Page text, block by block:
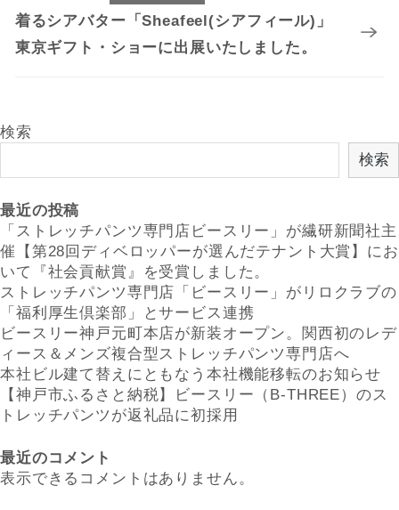
着るシアバター「Sheafeel(シアフィール)」
東京ギフト・ショーに出展いたしました。
検索
検索
最近の投稿
「ストレッチパンツ専門店ビースリー」が繊研新聞社主
催【第28回ディベロッパーが選んだテナント大賞】にお
いて『社会貢献賞』を受賞しました。
ストレッチパンツ専門店「ビースリー」がリロクラブの
「福利厚生倶楽部」とサービス連携
ビースリー神戸元町本店が新装オープン。関西初のレデ
ィース＆メンズ複合型ストレッチパンツ専門店へ
本社ビル建て替えにともなう本社機能移転のお知らせ
【神戸市ふるさと納税】ビースリー（B-THREE）のス
トレッチパンツが返礼品に初採用
最近のコメント
表示できるコメントはありません。